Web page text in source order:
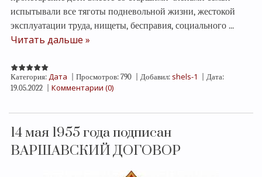
испытывали все тяготы подневольной жизни, жестокой
эксплуатации труда, нищеты, бесправия, социального ...
Читать дальше »
Категория: Дата Просмотров: 790 Добавил: shels-1
Дата:
19.05.2022
Комментарии (0)
14 мая 1955 года подписан
ВАРШАВСКИЙ ДОГОВОР